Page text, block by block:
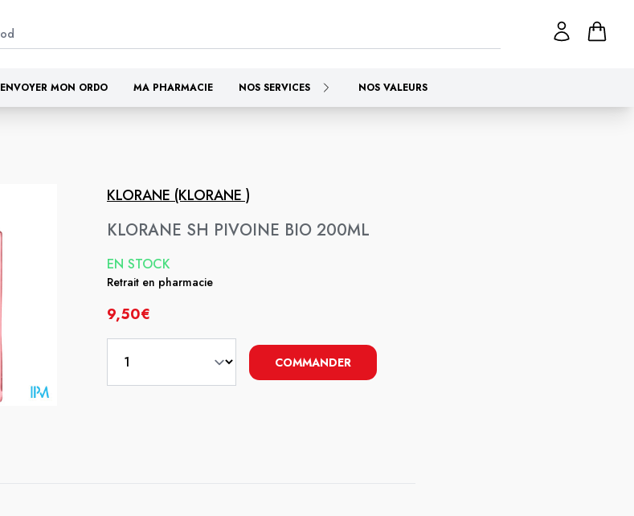
ENVOYER MON ORDO MA PHARMACIE NOS SERVICES NOS VALEURS
KLORANE (KLORANE )
KLORANE SH PIVOINE BIO 200ML
EN STOCK
Retrait en pharmacie
9,50€
COMMANDER